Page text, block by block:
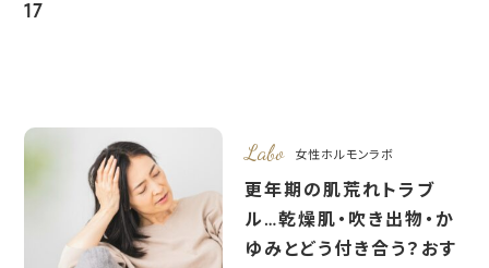
17
Labo 女性ホルモンラボ
更年期の肌荒れトラブ
ル…乾燥肌・吹き出物・か
ゆみとどう付き合う？おす